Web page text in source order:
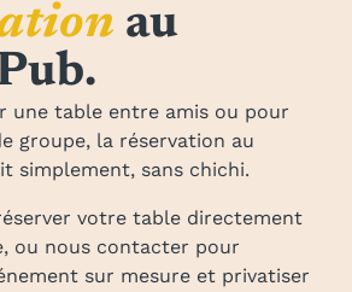
au
une table entre amis ou pour
groupe, la réservation au
simplement, sans chichi.
votre table directement
ou nous contacter pour
sur mesure et privatiser